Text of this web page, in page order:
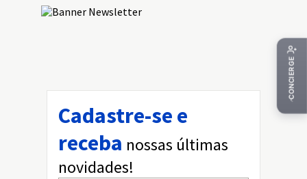
Cadastre-se e
receba nossas últimas
novidades!